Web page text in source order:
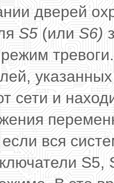
дверей
S5(илиS6)
сети и
вся
S5,